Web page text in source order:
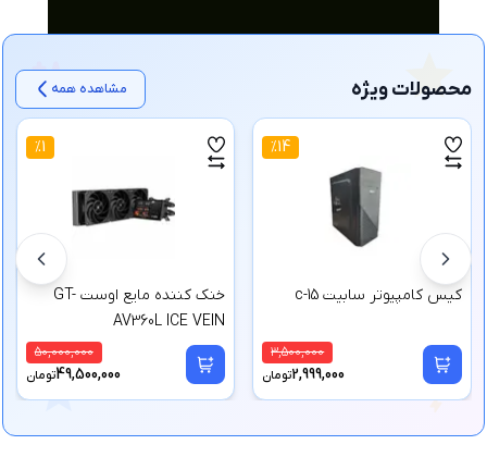
محصولات ویژه مشاهده همه
14
%
کیس کامپیوتر سابیت c-15
3,500,000
2,999,000تومان
1
%
خنک کننده مایع اوست GT-
AV360L ICE VEIN
50,000,000
49,500,000تومان